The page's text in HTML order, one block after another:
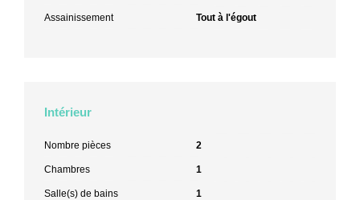
Assainissement Tout à l'égout
Intérieur
Nombre pièces 2
Chambres 1
Salle(s) de bains 1